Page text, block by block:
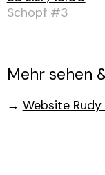
Schopf #3
Mehr sehen
→ Website